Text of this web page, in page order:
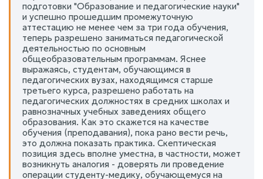
подготовки "Образование и педагогические науки"
и успешно прошедшим промежуточную
аттестацию не менее чем за три года обучения,
теперь разрешено заниматься педагогической
деятельностью по основным
общеобразовательным программам. Яснее
выражаясь, студентам, обучающимся в
педагогических вузах, находящимся старше
третьего курса, разрешено работать на
педагогических должностях в средних школах и
равнозначных учебных заведениях общего
образования. Как это скажется на качестве
обучения (преподавания), пока рано вести речь,
это должна показать практика. Скептическая
позиция здесь вполне уместна, в частности, может
возникнуть аналогия - доверять ли проведение
операции студенту-медику, обучающемуся на